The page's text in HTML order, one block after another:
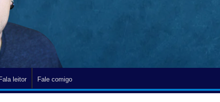
Fala leitor Fale comigo